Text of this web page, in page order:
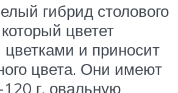
гибрид столового
цветет
и приносит
цвета. Они имеют
г, овальную